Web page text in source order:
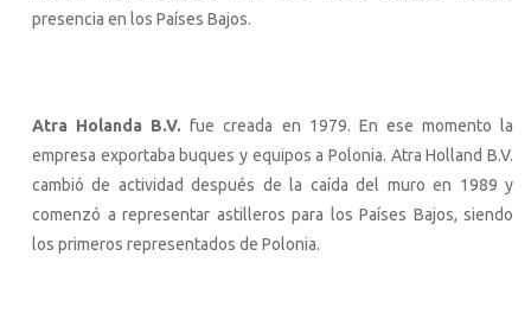
presencia en los Países Bajos.
Atra Holanda B.V. fue creada en 1979. En ese momento la
empresa exportaba buques y equipos a Polonia. Atra Holland B.V.
cambió de actividad después de la caída del muro en 1989 y
comenzó a representar astilleros para los Países Bajos, siendo
los primeros representados de Polonia.